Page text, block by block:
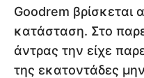
Goodrem βρίσκεται
κατάσταση. Στο
άντρας την είχε
της εκατοντάδες